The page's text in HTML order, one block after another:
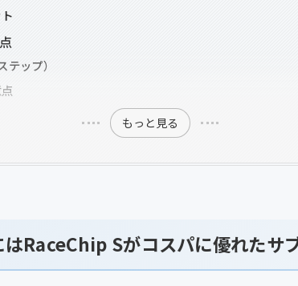
ップ）
もっと見る
RaceChip Sがコスパに優れたサ